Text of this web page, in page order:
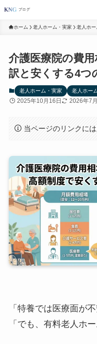
ホーム 老人ホーム・実家 老人ホー
介護医療院の費
訳と安くする4つ
老人ホーム・実家 老人ホー
2025年10月16日 2026年7
当ページのリンクに
「特養では医療面が
「でも、有料老人ホ